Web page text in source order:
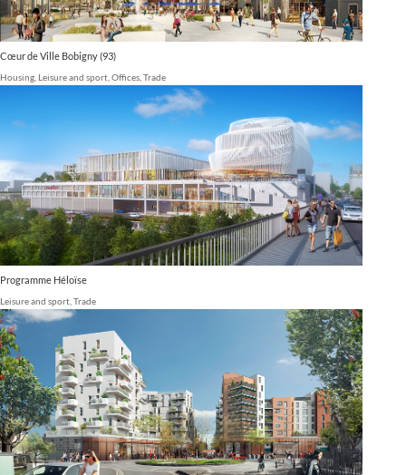
Cœur de Ville Bobigny (93)
Housing Leisure and sport Offices Trade
Programme Héloïse
Leisure and sport Trade